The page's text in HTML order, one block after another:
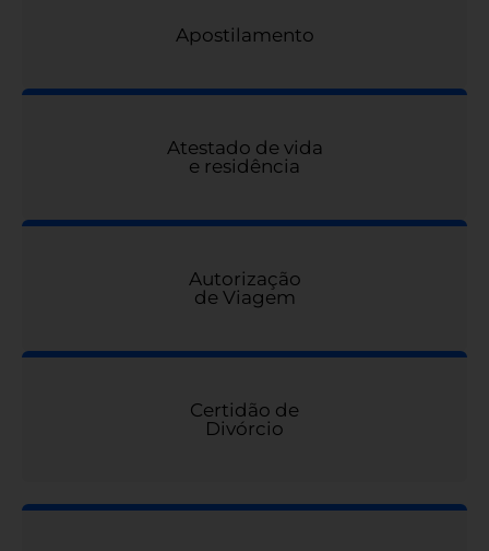
Apostilamento
Atestado de vida
e residência
Autorização
de Viagem
Certidão de
Divórcio